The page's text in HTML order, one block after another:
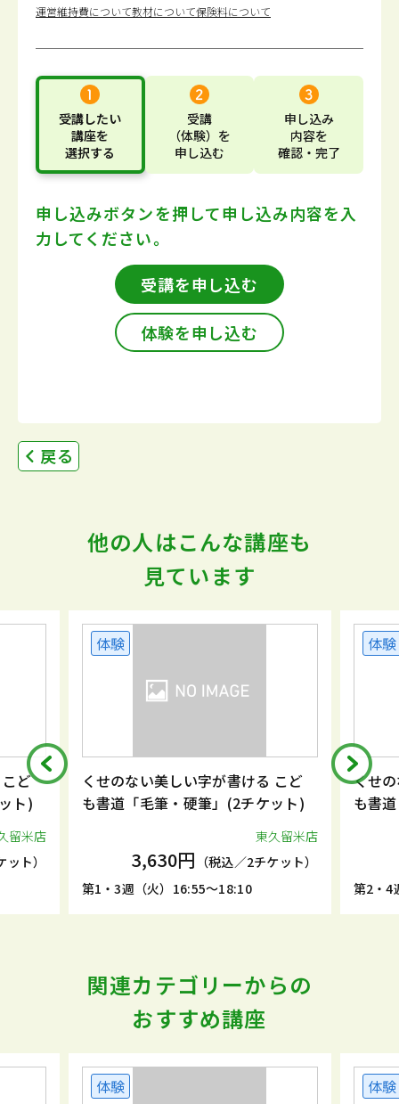
運営維持費について教材について保険料について
受講したい
講座を
選択する
受講
（体験） を
申し込む
申し込み
内容を
確認・完了
申し込みボタンを押して申し込み内容を入
力してください。
受講を申し込む
体験を申し込む
戻る
他の人はこんな講座も
見ています
ど
ト)
留米店
ト）
体験
くせのない美しい字が書ける こど
も書道「毛筆・硬筆」(2チケット)
東久留米店
3,630円 （税込／2チケット）
第1・3週（火）16:55～18:10
体験
くせ
も書
第2・4
関連カテゴリーからの
おすすめ講座
体験 体験